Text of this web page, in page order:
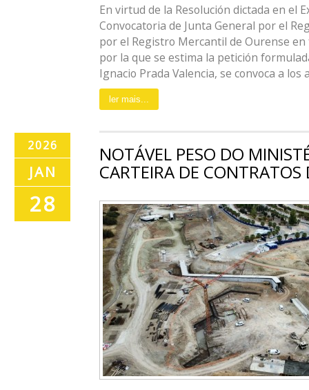
En virtud de la Resolución dictada en el
Convocatoria de Junta General por el
por el Registro Mercantil de Ourense
por la que se estima la petición
Ignacio Prada Valencia, se convoca a los
ler mais...
2026
JAN
28
NOTÁVEL PESO DO
CARTEIRA DE CONTRATOS